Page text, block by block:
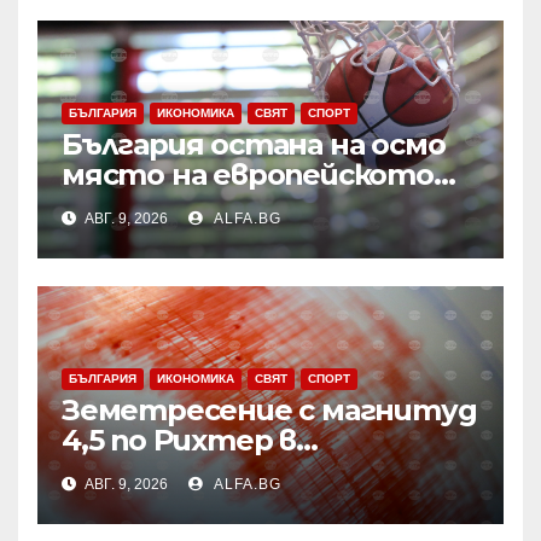
БЪЛГАРИЯ ИКОНОМИКА СВЯТ СПОРТ
България остана на осмо
място на европейското
първенство по баскетбол
за девойки до 18 години в
Дивизия „В“
АВГ. 9, 2026 ALFA.BG
БЪЛГАРИЯ ИКОНОМИКА СВЯТ СПОРТ
Земетресение с магнитуд
4,5 по Рихтер в
Югоизточна Турция; няма
данни за пострадали и
разрушения
АВГ. 9, 2026 ALFA.BG